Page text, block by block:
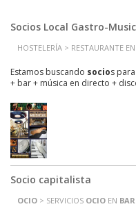
Socios Local Gastro-
HOSTELERÍA > RESTAURANTE EN
Estamos buscando socios
+ bar + música en directo +
Socio capitalista
OCIO > SERVICIOS OCIO EN